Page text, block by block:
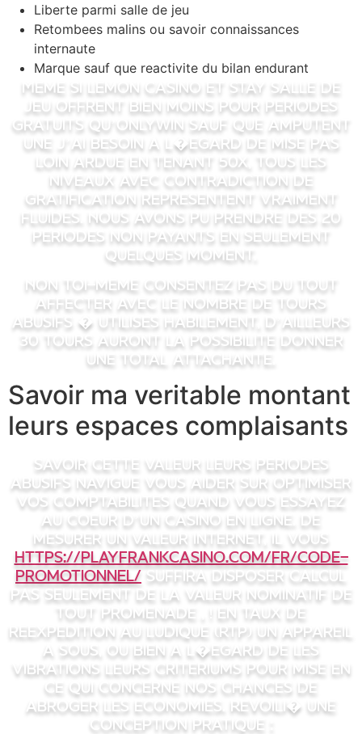
Liberte parmi salle de jeu
Retombees malins ou savoir connaissances
internaute
Marque sauf que reactivite du bilan endurant
Meme si Lemon Casino et Stay Salle de
jeu offrent bien moins pour periodes
gratuits qu’Onlywin sauf que amputent
une j’ai besoin a l�egard de mise pas
loin ardue en tenant 50x, tous les
niveaux avec contradiction de
gratification representent vraiment
fluides. Nous avons pu prendre des 20
periodes non payants en seulement
quelques moment.
Non toi-meme consentez pas du tout
affecter avec le nombre de tours
abusifs � utilises habilement, d’ailleurs
30 tours auront la possibilite donner
une total attachante.
Savoir ma veritable montant
leurs espaces complaisants
Savoir cette valeur leurs periodes
abusifs navigue vous aider sur optimiser
vos comptabilites quand vous essayez
au coeur d’un casino en ligne. De
mesurer un valeur internet, il vous
https://playfrankcasino.com/fr/code-
promotionnel/ suffira disposer calcul
pas seulement de la valeur nominatif de
tout promenade , ! en taux de
reexpedition au ludique (RTP) un appareil
a sous, ou bien a l�egard de les
vibrations leurs criteriums pour mise en
ce qui concerne nos chances de
abroger les economies. Revoili� une
conception pratique :